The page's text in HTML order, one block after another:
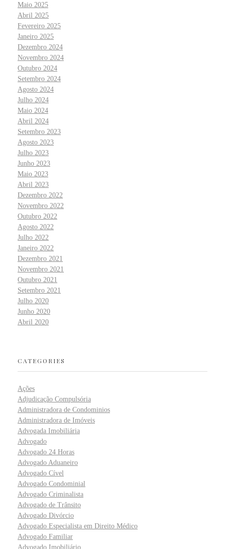
Maio 2025
Abril 2025
Fevereiro 2025
Janeiro 2025
Dezembro 2024
Novembro 2024
Outubro 2024
Setembro 2024
Agosto 2024
Julho 2024
Maio 2024
Abril 2024
Setembro 2023
Agosto 2023
Julho 2023
Junho 2023
Maio 2023
Abril 2023
Dezembro 2022
Novembro 2022
Outubro 2022
Agosto 2022
Julho 2022
Janeiro 2022
Dezembro 2021
Novembro 2021
Outubro 2021
Setembro 2021
Julho 2020
Junho 2020
Abril 2020
CATEGORIES
Ações
Adjudicação Compulsória
Administradora de Condominios
Administradora de Imóveis
Advogada Imobiliária
Advogado
Advogado 24 Horas
Advogado Aduaneiro
Advogado Cível
Advogado Condominial
Advogado Criminalista
Advogado de Trânsito
Advogado Divórcio
Advogado Especialista em Direito Médico
Advogado Familiar
Advogado Imobiliário